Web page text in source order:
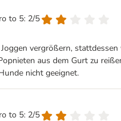
to 5: 2/5
vergrößern,
aus dem Gurt zu
nicht geeignet.
to 5: 2/5